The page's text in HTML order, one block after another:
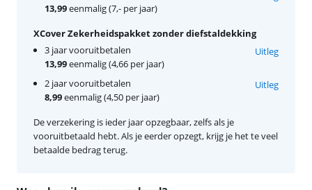
13,99eenmalig (7,- per jaar)
XCover Zekerheidspakket zonder diefstaldekking
3 jaar vooruitbetalen
13,99eenmalig (4,66 per jaar)
Uitleg
2 jaar vooruitbetalen
8,99eenmalig (4,50 per jaar)
Uitleg
De verzekering is ieder jaar opzegbaar, zelfs als je
vooruitbetaald hebt. Als je eerder opzegt, krijg je het te veel
betaalde bedrag terug.